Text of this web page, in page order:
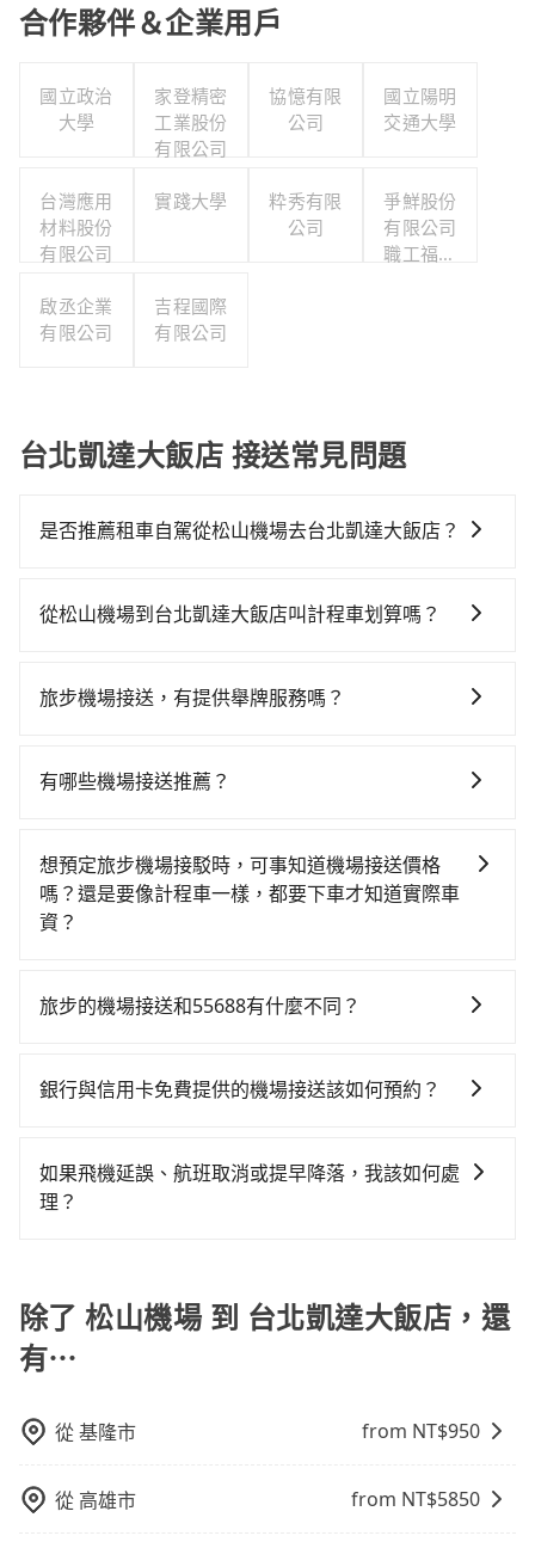
合作夥伴＆企業用戶
國立政治
大學
家登精密
工業股份
有限公司
協憶有限
公司
國立陽明
交通大學
台灣應用
材料股份
有限公司
實踐大學
粋秀有限
公司
爭鮮股份
有限公司
職工福利
啟丞企業
有限公司
吉程國際
有限公司
台北凱達大飯店 接送常見問題
是否推薦租車自駕從松山機場去台北凱達大飯店？
對的時間彈性，在北北基桃竹有提供甲地乙還的iRent應
里再額外加收$3.2，從松山機場到台北凱達大飯店的花
者，和運的iRent只提供最基本的車型，如Toyota
擇，而且無人租車最令人詬病的就是車況，打開車門才
發現仍有上一組乘客遺留的垃圾或者撞凹的車門仍未被
修理，每一次租車都好像在開樂透一樣。另外，偶爾也
車或者要載其他乘客的人來說就有不小的風險。最後，
距離，在遇到下雨天或者載行李時，就顯得非常不便。
從松山機場到台北凱達大飯店叫計程車划算嗎？
灣大車隊、Uber、Line Taxi、Yoxi等，如果在路邊攔不
里程跳錶計算，價格約為240~290元間。雖然松山機場
人數在五人以上，分坐兩台計程車就不太方便，反而能
事先預約且品質穩定的tripool，可能更適合你。
旅步機場接送，有提供舉牌服務嗎？
司機會合。詳情可以參考 旅步機場接機服務說明
有哪些機場接送推薦？
推薦的首選。旅步提供多種車型選擇、透明的價格以及
優質的客服服務。還同步提供共乘服務，讓客戶有更經
濟實惠的選擇，旅步的服務，更適合滿足不同需求的旅
想預定旅步機場接駁時，可事知道機場接送價格
嗎？還是要像計程車一樣，都要下車才知道實際車
資？
預訂前在官網或app即時查詢並確認價格、完成預定。無
服務。
旅步的機場接送和55688有什麼不同？
旅步提供全台灣的機場接送服務，價格透明且無隱藏費
下車時才會知道當次車資費用，較不易掌握您的交通預
算。
銀行與信用卡免費提供的機場接送該如何預約？
您可與您的銀行或信用卡公司確認是否提供機場接送服
務，並根據各家信用公司要求的預定流程完成預定，完
和指引。
如果飛機延誤、航班取消或提早降落，我該如何處
理？
車輛，讓乘客能落地後順利離開機場。但如事先沒有告
知而是司機抵達機場後才發現旅客入境時間有耽誤，
tripool依舊會改派司機，但就不能保證旅客一出關即有
前通知我方，可提供全額退款或免費改期。如班機航行
時間減少而提前落地，可在落地後直接與司機電話聯
繫，司機只要車上無乘客或已經在機場周邊，會盡快配
合旅客乘車。
除了 松山機場 到 台北凱達大飯店，還
有⋯
從基隆市 from NT$950
從 高雄市 from NT$5850